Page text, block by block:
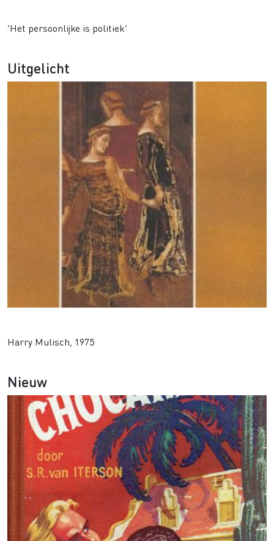
‘Het persoonlijke is politiek’
Uitgelicht
Harry Mulisch, 1975
Nieuw